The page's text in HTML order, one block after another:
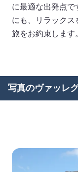
に最適な出発点
にも、リラック
旅をお約束します。
写真のヴァッレ